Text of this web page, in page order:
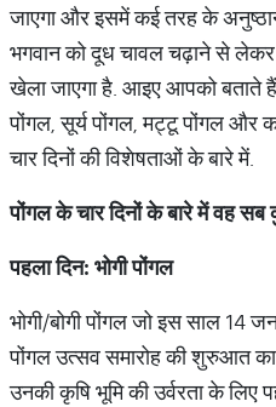
जाएगा और इसमें कई तरह के
भगवान को दूध चावल चढ़ाने से
खेला जाएगा है. आइए आपको बताते हैं
पोंगल, सूर्य पोंगल, मट्टू पोंगल और
चार दिनों की विशेषताओं के बारे में.
पोंगल के चार दिनों के बारे में वह
पहला दिन: भोगी पोंगल
भोगी/बोगी पोंगल जो इस साल 14
पोंगल उत्सव समारोह की शुरुआत का
उनकी कृषि भूमि की उर्वरता के